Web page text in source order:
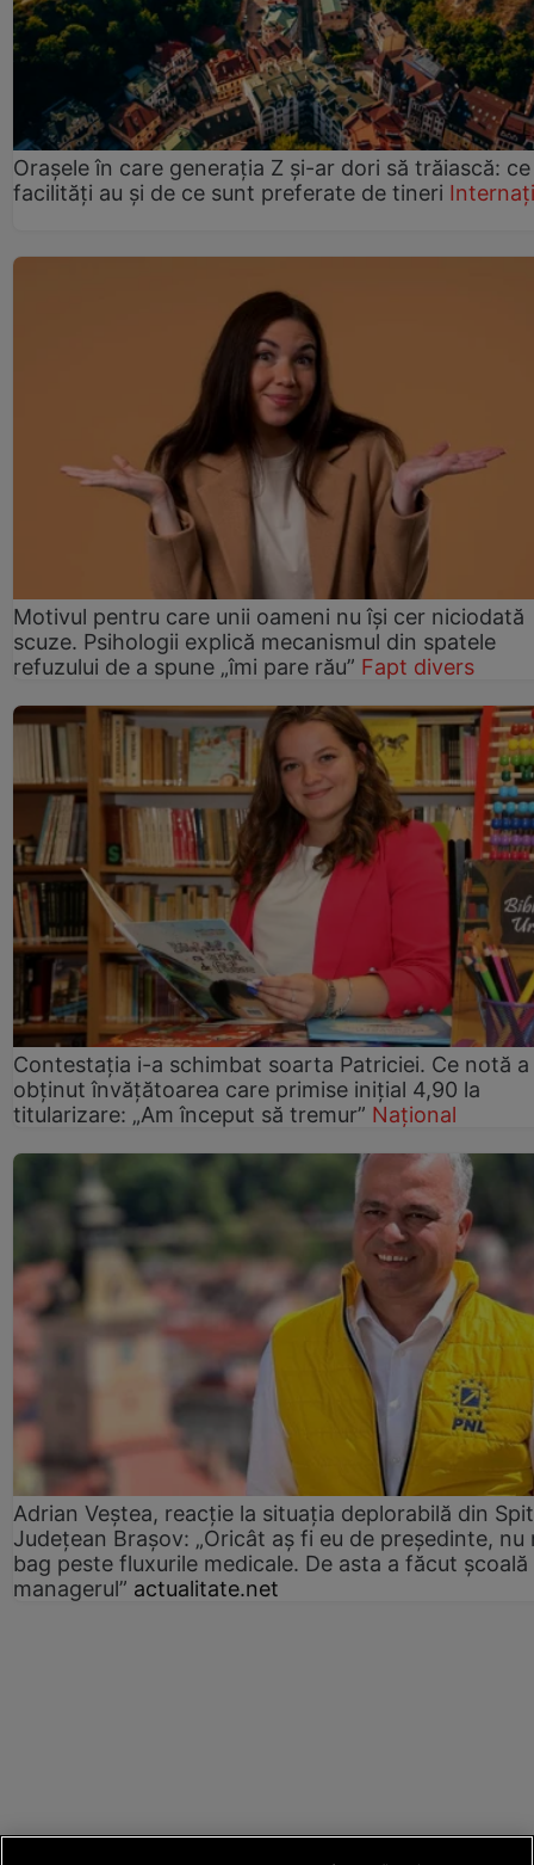
Orașele în care generația Z și-ar dori să trăiască: ce
facilități au și de ce sunt preferate de tineri
Motivul pentru care unii oameni nu își cer niciodată
scuze. Psihologii explică mecanismul din spatele
refuzului de a spune „îmi pare rău” Fapt divers
Contestația i-a schimbat soarta Patriciei. Ce notă a
obținut învățătoarea care primise inițial 4,90 la
titularizare: „Am început să tremur” Național
Adrian Veștea, reacție la situația deplorabilă din
Județean Brașov: „Oricât aș fi eu de președinte, nu
bag peste fluxurile medicale. De asta a făcut școală
managerul” actualitate.net